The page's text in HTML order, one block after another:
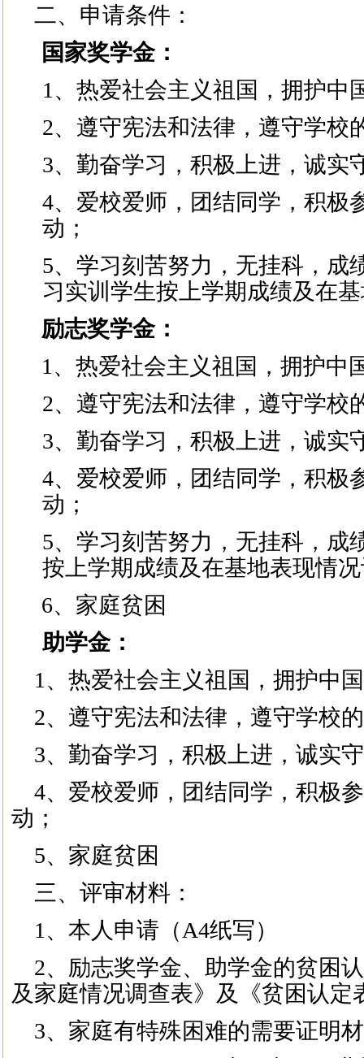
二、 申请条件：
国家奖学金：
1 、 热爱社会主义祖国，拥护中
2、 遵守宪法和法律，遵守学校
3、 勤奋学习，积极上进，诚实
4、 爱校爱师，团结同学，积极
动 ；
5、 学习刻苦努力，无挂科，成
习实训学生按上学期成绩及在
励志奖学金：
1 、热爱社会主义祖国，拥护中
2、遵守宪法和法律，遵守学校
3、勤奋学习，积极上进，诚实
4、爱校爱师，团结同学，积极
动 ；
5、学习刻苦努力，无挂科，成
按上学期成绩及在基地表现情
6、家庭贫困
助学金：
1 、 热爱社会主义祖国，拥护中
2、 遵守宪法和法律，遵守学校
3、勤奋学习，积极上进，诚实
4、爱校爱师，团结同学，积极
动 ；
5、家庭贫困
三、 评审材料：
1 、 本人申请（A4纸写）
2、 励志奖学金、助学金的贫困
及家庭情况调查表》及《贫困认定
3、 家庭有特殊困难的需要证明